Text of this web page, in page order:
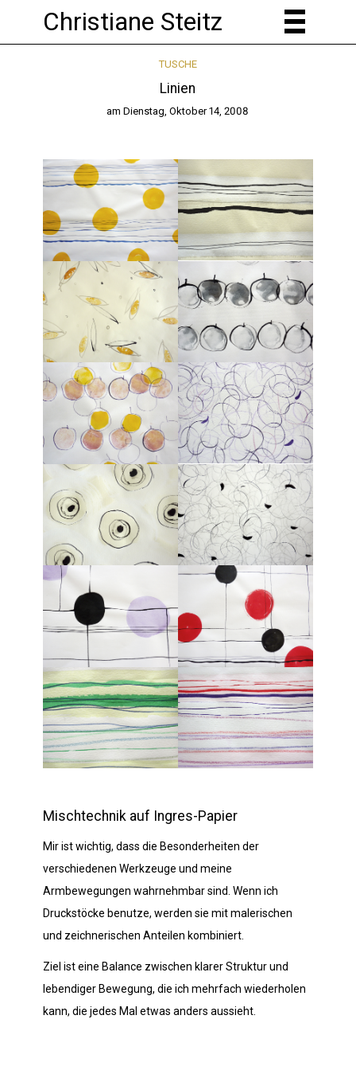
Christiane Steitz
TUSCHE
Linien
amDienstag, Oktober 14, 2008
Mischtechnik auf Ingres-Papier
Mir ist wichtig, dass die Besonderheiten der
verschiedenen Werkzeuge und meine
Armbewegungen wahrnehmbar sind. Wenn ich
Druckstöcke benutze, werden sie mit malerischen
und zeichnerischen Anteilen kombiniert.
Ziel ist eine Balance zwischen klarer Struktur und
lebendiger Bewegung, die ich mehrfach wiederholen
kann, die jedes Mal etwas anders aussieht.